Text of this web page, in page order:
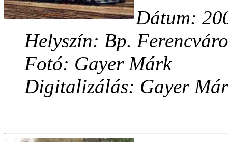
Dátum:
Helyszín: Bp.
Fotó: Gayer Márk
Digitalizálás: Gayer